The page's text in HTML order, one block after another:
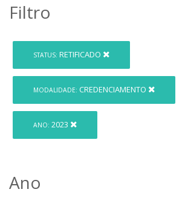
Filtro
STATUS: RETIFICADO
MODALIDADE: CREDENCIAMENTO
ANO: 2023
Ano